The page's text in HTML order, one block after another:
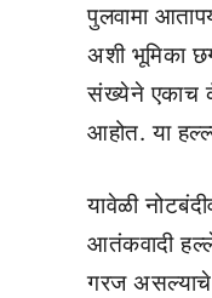
पुलवामा
अशी भूमिका
संख्येने एकाच
आहोत. या
यावेळी
आतंकवादी
गरज असल्याचे